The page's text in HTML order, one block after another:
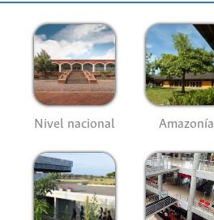
Nivel nacional Amazonía